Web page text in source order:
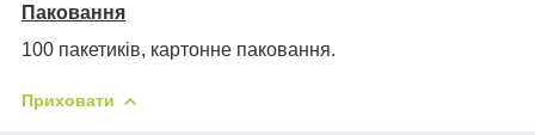
Паковання
100 пакетиків, картонне паковання.
Приховати